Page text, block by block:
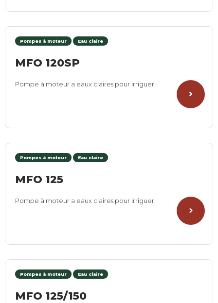
Pompes à moteur Eau claire
MFO 120SP
Pompe à moteur a eaux claires pour irriguer.
Pompes à moteur Eau claire
MFO 125
Pompe à moteur a eaux claires pour irriguer.
Pompes à moteur Eau claire
MFO 125/150